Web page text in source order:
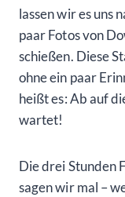
lassen wir es uns
paar Fotos von
schießen. Diese
ohne ein paar
heißt es: Ab auf
wartet!
Die drei Stunden
sagen wir mal –